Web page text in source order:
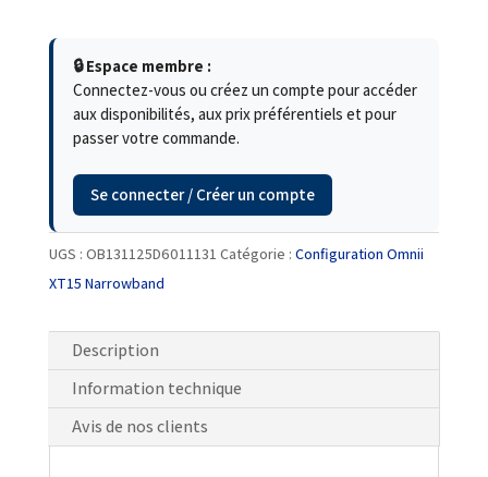
🔒 Espace membre :
Connectez-vous ou créez un compte pour accéder
aux disponibilités, aux prix préférentiels et pour
passer votre commande.
Se connecter / Créer un compte
UGS : OB131125D6011131 Catégorie : Configuration Omnii
XT15 Narrowband
Description
Information technique
Avis de nos clients